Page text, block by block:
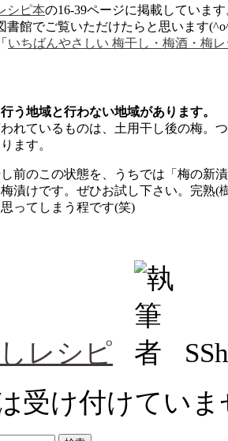
シピ本の16-39ページに掲載していま
書館でご覧いただけたらと思います
いちばんやさしい 梅干し・梅酒・梅
う地域と行わない地域があります。
われているものは、土用干し後の梅
ます。
前のこの状態を、うちでは「梅の新
漬けです。ぜひお試し下さい。完熟
ってしまう程です(笑)
レシピ
受け付けてい